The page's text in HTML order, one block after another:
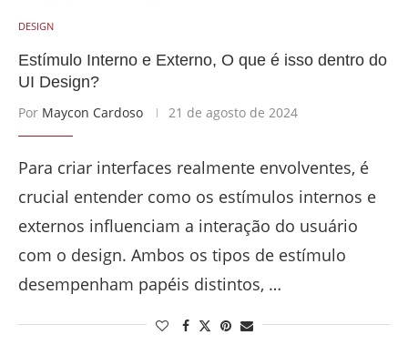
DESIGN
Estímulo Interno e Externo, O que é isso dentro do
UI Design?
Por Maycon Cardoso 21 de agosto de 2024
Para criar interfaces realmente envolventes, é
crucial entender como os estímulos internos e
externos influenciam a interação do usuário
com o design. Ambos os tipos de estímulo
desempenham papéis distintos, …